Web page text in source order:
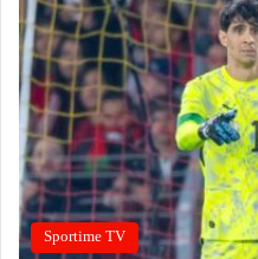
Sportime TV